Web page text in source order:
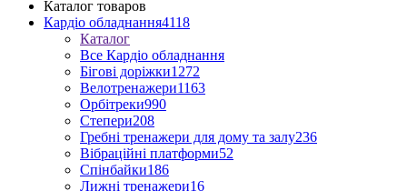
Каталог товаров
Кардіо обладнання4118
Каталог
Все Кардіо обладнання
Бігові доріжки1272
Велотренажери1163
Орбітреки990
Степери208
Гребні тренажери для дому та залу236
Вібраційні платформи52
Спінбайки186
Лижні тренажери16